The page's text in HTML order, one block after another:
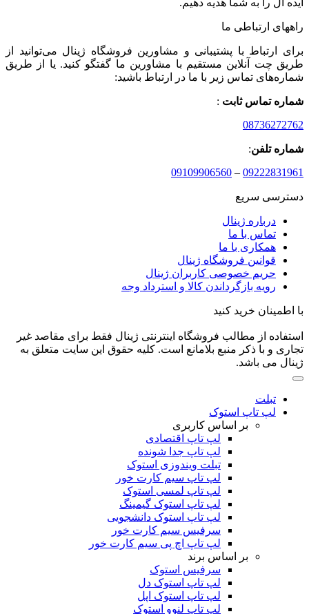
راههای ارتباطی ما
برای ارتباط با پشتیبانی و مشاورین فروشگاه ژینال می‌توانید از
طریق چت آنلاین مستقیم با مشاورین ما گفتگو کنید. یا از طریق
شماره‌های تماس زیر با ما در ارتباط باشید:
شماره تماس ثابت :
08736272762
شماره تلفن:
09222831961
–
09109906560
دسترسی سریع
درباره ژینال
تماس با ما
همکاری با ما
قوانین فروشگاه ژینال
حریم خصوصی کاربران ژینال
رویه بازگرداندن کالا و استرداد وجه
با اطمینان خرید کنید
استفاده از مطالب فروشگاه اینترنتی ژینال فقط برای مقاصد غیر
تجاری و با ذکر منبع بلامانع است. کلیه حقوق این سایت متعلق به
ژینال می باشد.
تبلت
لپ تاپ استوک
بر اساس کاربری
لپ تاپ اقتصادی
لپ تاپ جدا شونده
تبلت ویندوزی استوک
لپ تاپ سیم کارت خور
لپ تاپ لمسی استوک
لپ تاپ استوک گیمینگ
لپ تاپ استوک دانشجویی
سرفیس سیم کارت خور
لپ تاپ اچ پی سیم کارت خور
بر اساس برند
سرفیس استوک
لپ تاپ استوک دل
لپ تاپ استوک اپل
لپ تاپ لنوو استوک